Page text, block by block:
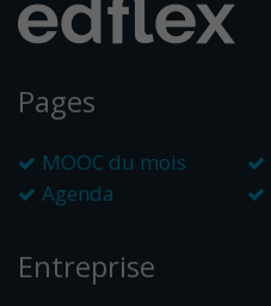
Pages
MOOC du mois
Agenda
Entreprise